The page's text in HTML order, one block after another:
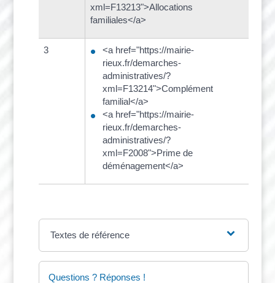
xml=F13213">Allocations
familiales</a>
3
<a href="https://mairie-
rieux.fr/demarches-
administratives/?
xml=F13214">Complément
familial</a>
<a href="https://mairie-
rieux.fr/demarches-
administratives/?
xml=F2008">Prime de
déménagement</a>
Textes de référence
Questions ? Réponses !